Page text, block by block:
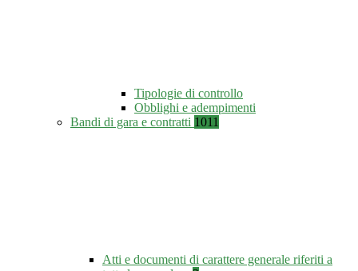
Tipologie di controllo
Obblighi e adempimenti
Bandi di gara e contratti 1011
Atti e documenti di carattere generale riferiti a